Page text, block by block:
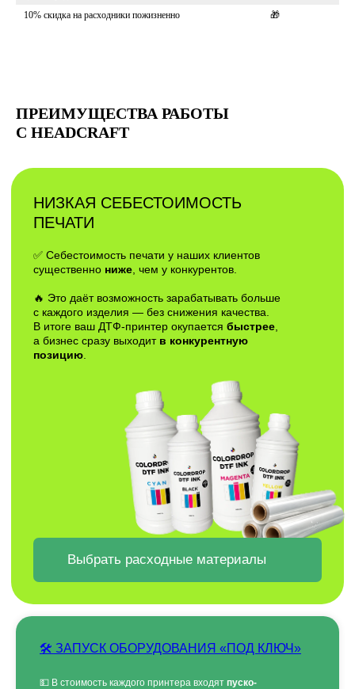
10% скидка на расходники пожизненно 🎁
ПРЕИМУЩЕСТВА РАБОТЫ
С HEADCRAFT
🛠 ЗАПУСК ОБОРУДОВАНИЯ «ПОД КЛЮЧ»
💵 В стоимость каждого принтера входят пуско-
БЕСПЛАТНЫЙ ГАЙД
"ТОП 5 ОШИБОК ПРИ
НА ПОЧТУ
Заполняя форму, вы даете согласие наобработку
Отправить